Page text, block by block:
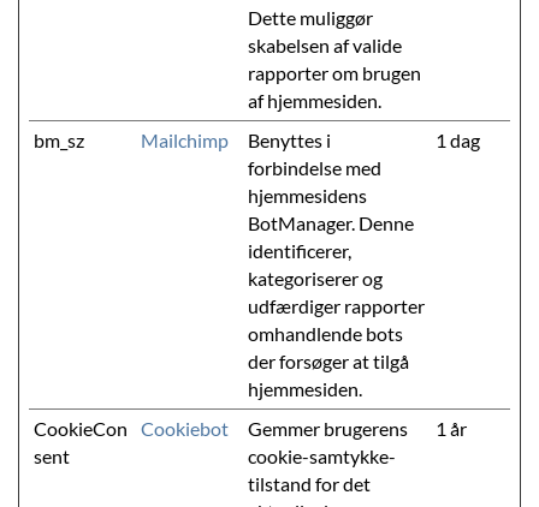
Dette muliggør
skabelsen af valide
rapporter om brugen
af hjemmesiden.
bm_sz Mailchimp
Benyttes i
forbindelse med
hjemmesidens
BotManager. Denne
identificerer,
kategoriserer og
udfærdiger rapporter
omhandlende bots
der forsøger at tilgå
hjemmesiden.
1 dag
CookieCon
sent
Cookiebot
Gemmer brugerens
cookie-samtykke-
tilstand for det
1 år